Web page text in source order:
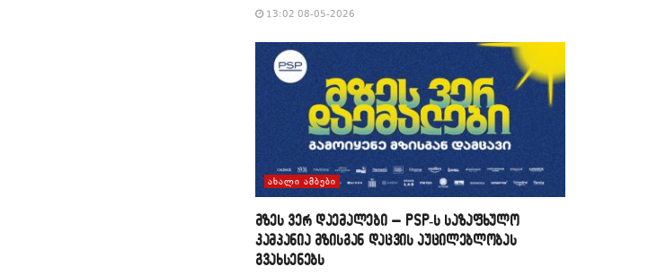
13:02 08-05-2026
ᲐᲮᲐᲚᲘ ᲐᲛᲑᲔᲑᲘ
მზეს ვერ დაემალები – PSP-ს საზაფხულო
კამპანია მზისგან დაცვის აუცილებლობას
გვახსენებს